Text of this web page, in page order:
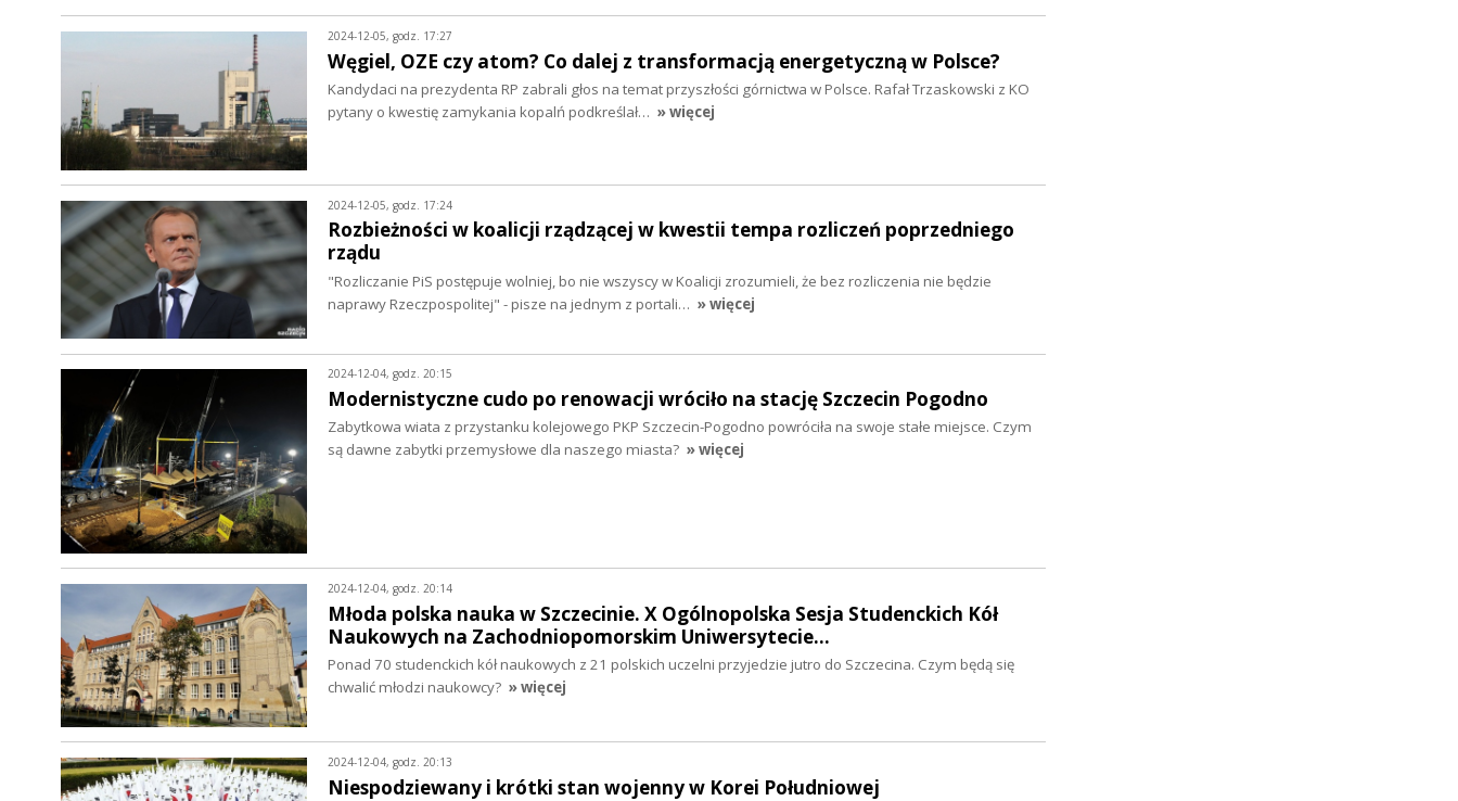
2024-12-05, godz. 17:27
Węgiel, OZE czy atom? Co dalej z transformacją energetyczną w Polsce?
Kandydaci na prezydenta RP zabrali głos na temat przyszłości górnictwa w Polsce. Rafał Trzaskowski z KO
pytany o kwestię zamykania kopalń podkreślał… » więcej
2024-12-05, godz. 17:24
Rozbieżności w koalicji rządzącej w kwestii tempa rozliczeń poprzedniego
rządu
"Rozliczanie PiS postępuje wolniej, bo nie wszyscy w Koalicji zrozumieli, że bez rozliczenia nie będzie
naprawy Rzeczpospolitej" - pisze na jednym z portali… » więcej
2024-12-04, godz. 20:15
Modernistyczne cudo po renowacji wróciło na stację Szczecin Pogodno
Zabytkowa wiata z przystanku kolejowego PKP Szczecin-Pogodno powróciła na swoje stałe miejsce. Czym
są dawne zabytki przemysłowe dla naszego miasta? » więcej
2024-12-04, godz. 20:14
Młoda polska nauka w Szczecinie. X Ogólnopolska Sesja Studenckich Kół
Naukowych na Zachodniopomorskim Uniwersytecie…
Ponad 70 studenckich kół naukowych z 21 polskich uczelni przyjedzie jutro do Szczecina. Czym będą się
chwalić młodzi naukowcy? » więcej
2024-12-04, godz. 20:13
Niespodziewany i krótki stan wojenny w Korei Południowej